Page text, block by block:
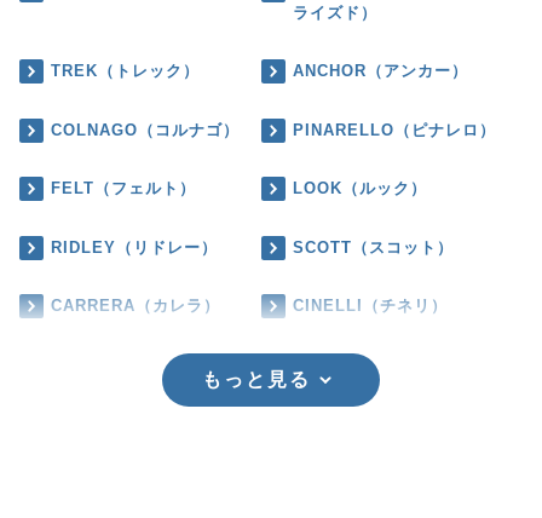
ライズド）
TREK（トレック） ANCHOR（アンカー）
COLNAGO（コルナゴ） PINARELLO（ピナレロ）
FELT（フェルト） LOOK（ルック）
RIDLEY（リドレー） SCOTT（スコット）
CARRERA（カレラ） CINELLI（チネリ）
もっと見る